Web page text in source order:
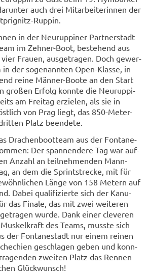
auch drei Mit­ar­bei­te­rin­nen der
​Ruppin.
in der Neu­rup­pi­ner Part­ner­stadt
im Zehner-​Boot, be­stehend aus
vier Frau­en, aus­ge­tra­gen. Doch ge­wer­
der so­ge­nann­ten Open-​Klasse, in
reine Männer-​Boote an den Start
gro­ßen Er­folg konn­te die Neu­rup­pi­
am Frei­tag er­zie­len, als sie in
von Prag liegt, das 850-​Meter-
Platz be­en­de­te.
Dra­chen­boot­team aus der Fon­ta­ne­
Der span­nen­de­re Tag war auf­
An­zahl an teil­neh­men­den Mann­
an dem die Sprint­stre­cke, mit für
Länge von 158 Me­tern auf
Dabei qua­li­fi­zier­te sich der Kanu-​
das Fi­na­le, das mit zwei wei­te­ren
wurde. Dank einer cle­ve­ren
des Teams, muss­te sich
der Fon­ta­ne­stadt nur einem rei­nen
ge­schla­gen geben und konn­
zwei­ten Platz das Ren­nen
Glück­wunsch!